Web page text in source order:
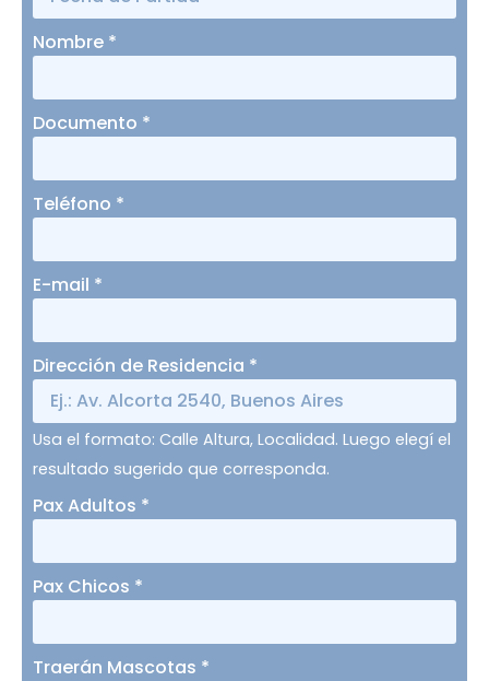
Nombre *
Documento *
Teléfono *
E-mail *
Dirección de Residencia *
Usa el formato: Calle Altura, Localidad. Luego elegí el
resultado sugerido que corresponda.
Pax Adultos *
Pax Chicos *
Traerán Mascotas *